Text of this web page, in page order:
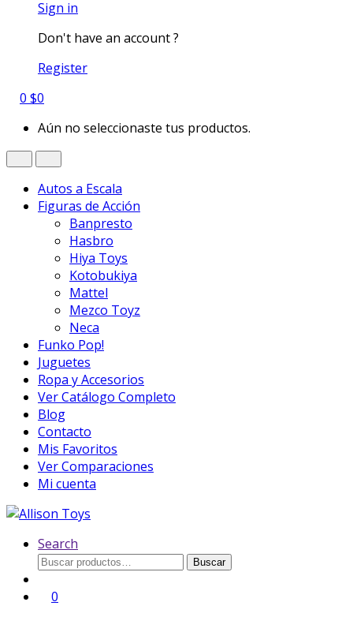
Sign in
Don't have an account ?
Register
0 $0
Aún no seleccionaste tus productos.
Autos a Escala
Figuras de Acción
Banpresto
Hasbro
Hiya Toys
Kotobukiya
Mattel
Mezco Toyz
Neca
Funko Pop!
Juguetes
Ropa y Accesorios
Ver Catálogo Completo
Blog
Contacto
Mis Favoritos
Ver Comparaciones
Mi cuenta
Search
Buscar
Buscar
0